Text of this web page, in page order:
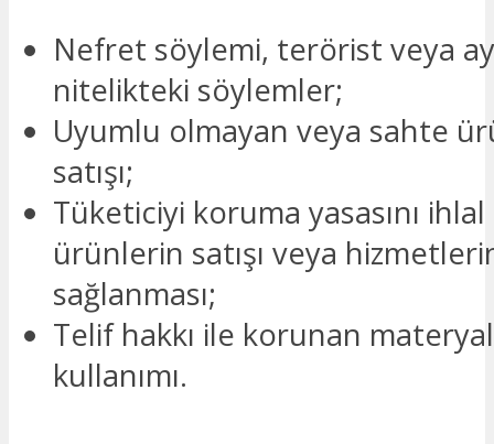
Nefret söylemi, terörist veya
nitelikteki söylemler;
Uyumlu olmayan veya sahte
satışı;
Tüketiciyi koruma yasasını
ürünlerin satışı veya
sağlanması;
Telif hakkı ile korunan
kullanımı.